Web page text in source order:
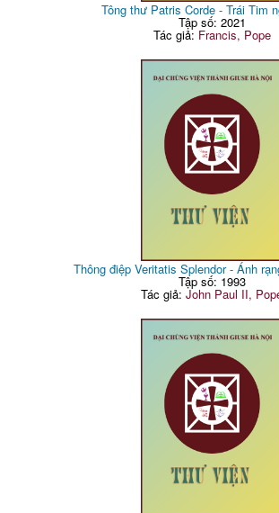
Tông thư Patris Corde - Trái Tim
Tập số: 2021
Tác giả: Francis, Pope
Thông điệp Veritatis Splendor - Ánh
Tập số: 1993
Tác giả:John Paul II,